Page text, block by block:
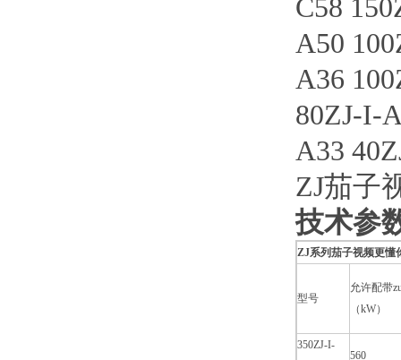
C58
A50
A36
80ZJ-I-
A33
ZJ茄子
技术参数
ZJ系列茄子视频更懂
型号
允许配带
（kW）
350ZJ-I-
560